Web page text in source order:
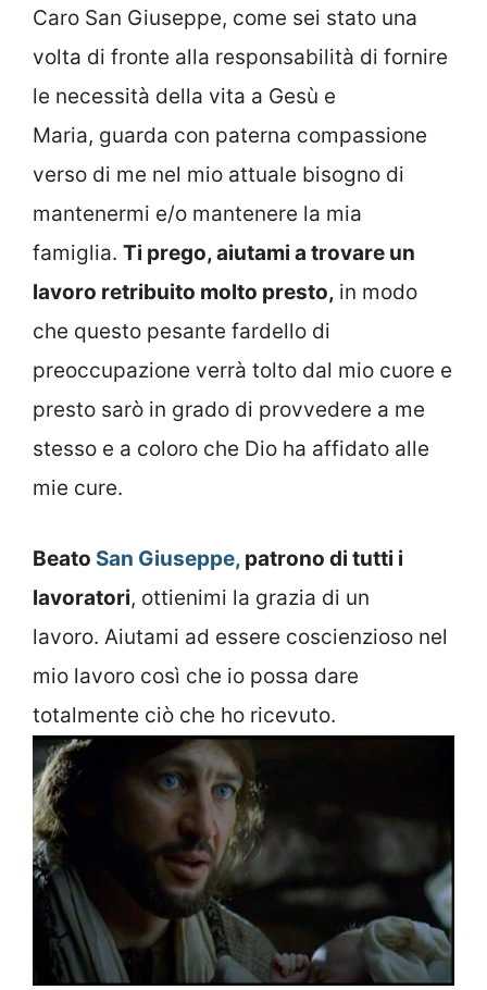
Caro San Giuseppe, come sei stato una
volta di fronte alla responsabilità di fornire
le necessità della vita a Gesù e
Maria, guarda con paterna compassione
verso di me nel mio attuale bisogno di
mantenermi e/o mantenere la mia
famiglia. Ti prego, aiutami a trovare un
lavoro retribuito molto presto, in modo
che questo pesante fardello di
preoccupazione verrà tolto dal mio cuore e
presto sarò in grado di provvedere a me
stesso e a coloro che Dio ha affidato alle
mie cure.
Beato San Giuseppe, patrono di tutti i
lavoratori, ottienimi la grazia di un
lavoro. Aiutami ad essere coscienzioso nel
mio lavoro così che io possa dare
totalmente ciò che ho ricevuto.